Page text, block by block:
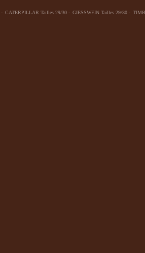
- CATERPILLAR Tailles 29/30 - GIESSWEIN Tailles 29/30 -